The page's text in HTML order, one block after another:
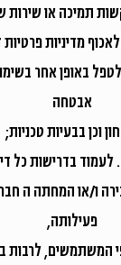
לטפל באופן אחר
אבטחה
וכן בבעיות טכניות;
ו/או המחתה ה
פעילותה,
המשתמשים,